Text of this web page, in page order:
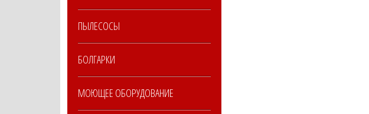
ПЫЛЕСОСЫ
БОЛГАРКИ
МОЮЩЕЕ ОБОРУДОВАНИЕ